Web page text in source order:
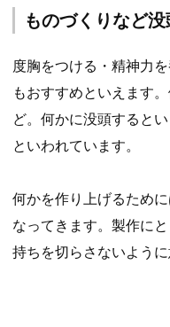
ものづくりなど
度胸をつける・精神力
もおすすめといえます
ど。何かに没頭すると
といわれています。
何かを作り上げるため
なってきます。製作に
持ちを切らさないように